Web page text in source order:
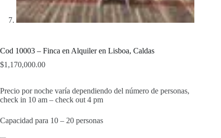
Cod 10003 – Finca en Alquiler en Lisboa, Caldas
$1,170,000.00
Precio por noche varía dependiendo del número de personas,
check in 10 am – check out 4 pm
Capacidad para 10 – 20 personas